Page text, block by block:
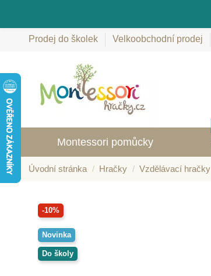
Prodej do školek Velkoobchodní prodej
Montessori pomůcky
Úvodní stránka Hračky Vzdělávací hračky
-10%
Novinka
Do školy